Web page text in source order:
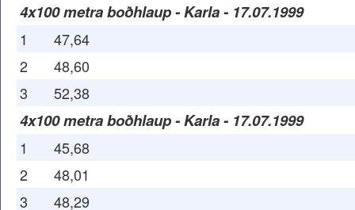
4x100 metra boðhlaup - Karla - 17.07.1999
1
47,64
2
48,60
3
52,38
4x100 metra boðhlaup - Karla - 17.07.1999
1
45,68
2
48,01
3
48,29